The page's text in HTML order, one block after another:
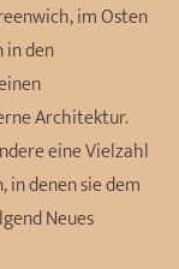
im Osten
den
Architektur.
eine Vielzahl
in denen sie dem
Neues